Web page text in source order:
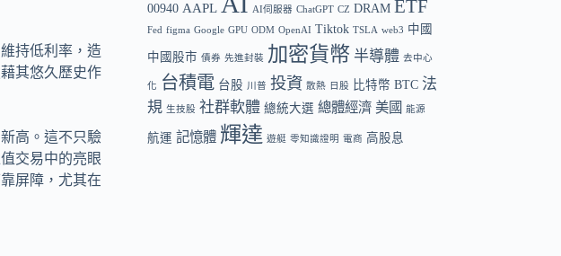
持低利率，造
其悠久歷史作
高。這不只驗
交易中的亮眼
屏障，尤其在
00940 AAPL AI伺服器 ChatGPT CZ DRAM ETF
Fed figma Google GPU ODM OpenAI Tiktok TSLA web3 中國
中國股市 債券 先進封裝 加密貨幣 半導體 去中心
化 台積電 台股 川普 投資 散熱 日股 比特幣 BTC 法
規 生技股 社群軟體 總統大選 總體經濟 美國 能源
航運 記憶體 輝達 遊艇 零知識證明 電商 高股息